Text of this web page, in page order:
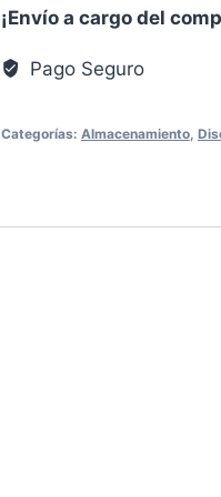
¡Envío a cargo del
Pago Seguro
Categorías: Almacenamiento,